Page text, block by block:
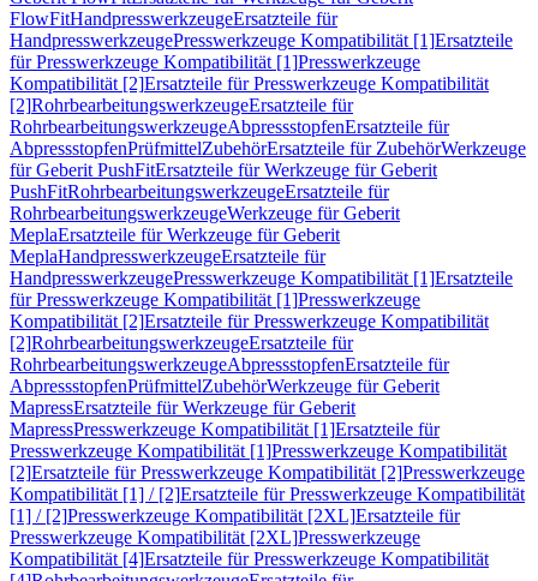
FlowFitHandpresswerkzeugeErsatzteile für
HandpresswerkzeugePresswerkzeuge Kompatibilität [1]Ersatzteile
für Presswerkzeuge Kompatibilität [1]Presswerkzeuge
Kompatibilität [2]Ersatzteile für Presswerkzeuge Kompatibilität
[2]RohrbearbeitungswerkzeugeErsatzteile für
RohrbearbeitungswerkzeugeAbpressstopfenErsatzteile für
AbpressstopfenPrüfmittelZubehörErsatzteile für ZubehörWerkzeuge
für Geberit PushFitErsatzteile für Werkzeuge für Geberit
PushFitRohrbearbeitungswerkzeugeErsatzteile für
RohrbearbeitungswerkzeugeWerkzeuge für Geberit
MeplaErsatzteile für Werkzeuge für Geberit
MeplaHandpresswerkzeugeErsatzteile für
HandpresswerkzeugePresswerkzeuge Kompatibilität [1]Ersatzteile
für Presswerkzeuge Kompatibilität [1]Presswerkzeuge
Kompatibilität [2]Ersatzteile für Presswerkzeuge Kompatibilität
[2]RohrbearbeitungswerkzeugeErsatzteile für
RohrbearbeitungswerkzeugeAbpressstopfenErsatzteile für
AbpressstopfenPrüfmittelZubehörWerkzeuge für Geberit
MapressErsatzteile für Werkzeuge für Geberit
MapressPresswerkzeuge Kompatibilität [1]Ersatzteile für
Presswerkzeuge Kompatibilität [1]Presswerkzeuge Kompatibilität
[2]Ersatzteile für Presswerkzeuge Kompatibilität [2]Presswerkzeuge
Kompatibilität [1] / [2]Ersatzteile für Presswerkzeuge Kompatibilität
[1] / [2]Presswerkzeuge Kompatibilität [2XL]Ersatzteile für
Presswerkzeuge Kompatibilität [2XL]Presswerkzeuge
Kompatibilität [4]Ersatzteile für Presswerkzeuge Kompatibilität